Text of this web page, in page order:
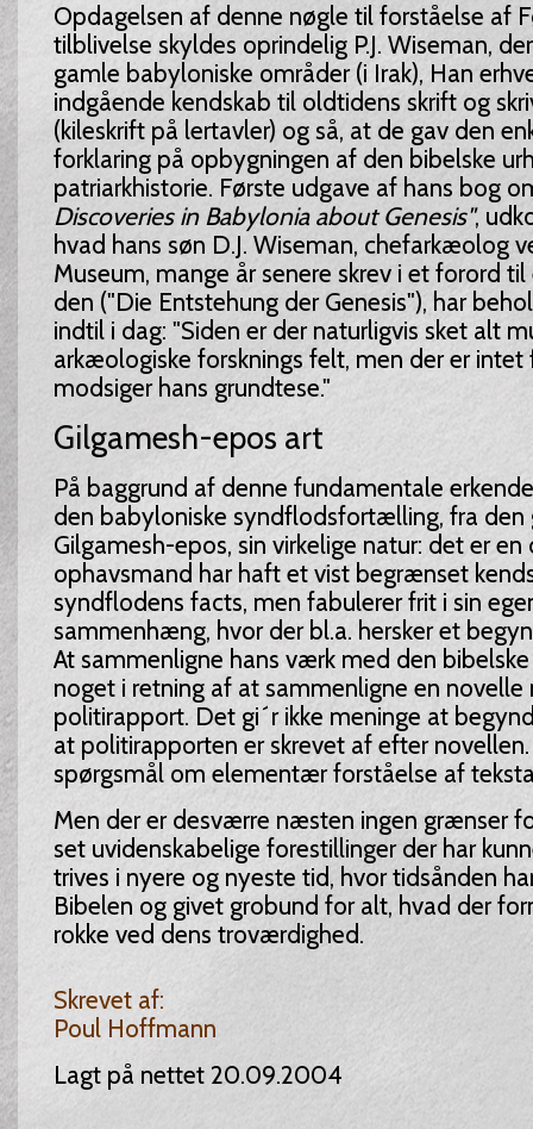
Opdagelsen af denne nøgle til forståelse af
tilblivelse skyldes oprindelig P.J. Wiseman,
gamle babyloniske områder (i Irak), Han
indgående kendskab til oldtidens skrift og
(kileskrift på lertavler) og så, at de gav den
forklaring på opbygningen af den bibelske
patriarkhistorie. Første udgave af hans bog
Discoveries in Babylonia about Genesis",
hvad hans søn D.J. Wiseman, chefarkæolog
Museum, mange år senere skrev i et forord
den ("Die Entstehung der Genesis"), har
indtil i dag: "Siden er der naturligvis sket alt
arkæologiske forsknings felt, men der er intet
modsiger hans grundtese."
Gilgamesh-epos art
På baggrund af denne fundamentale
den babyloniske syndflodsfortælling, fra den
Gilgamesh-epos, sin virkelige natur: det er en
ophavsmand har haft et vist begrænset
syndflodens facts, men fabulerer frit i sin
sammenhæng, hvor der bl.a. hersker et
At sammenligne hans værk med den
noget i retning af at sammenligne en novelle
politirapport. Det gi´r ikke meninge at
at politirapporten er skrevet af efter
spørgsmål om elementær forståelse af
Men der er desværre næsten ingen grænser
set uvidenskabelige forestillinger der har
trives i nyere og nyeste tid, hvor tidsånden
Bibelen og givet grobund for alt, hvad der
rokke ved dens troværdighed.
Skrevet af:
Poul Hoffmann
Lagt på nettet 20.09.2004